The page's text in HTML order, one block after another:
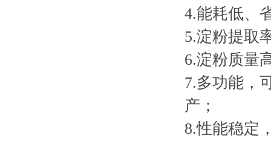
4.能耗低、
5.淀粉提取
6.淀粉质量
7.多功能，
产；
8.性能稳定